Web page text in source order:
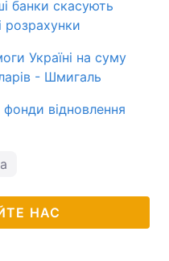
банки скасують
розрахунки
Україні на суму
- Шмигаль
відновлення
НАС